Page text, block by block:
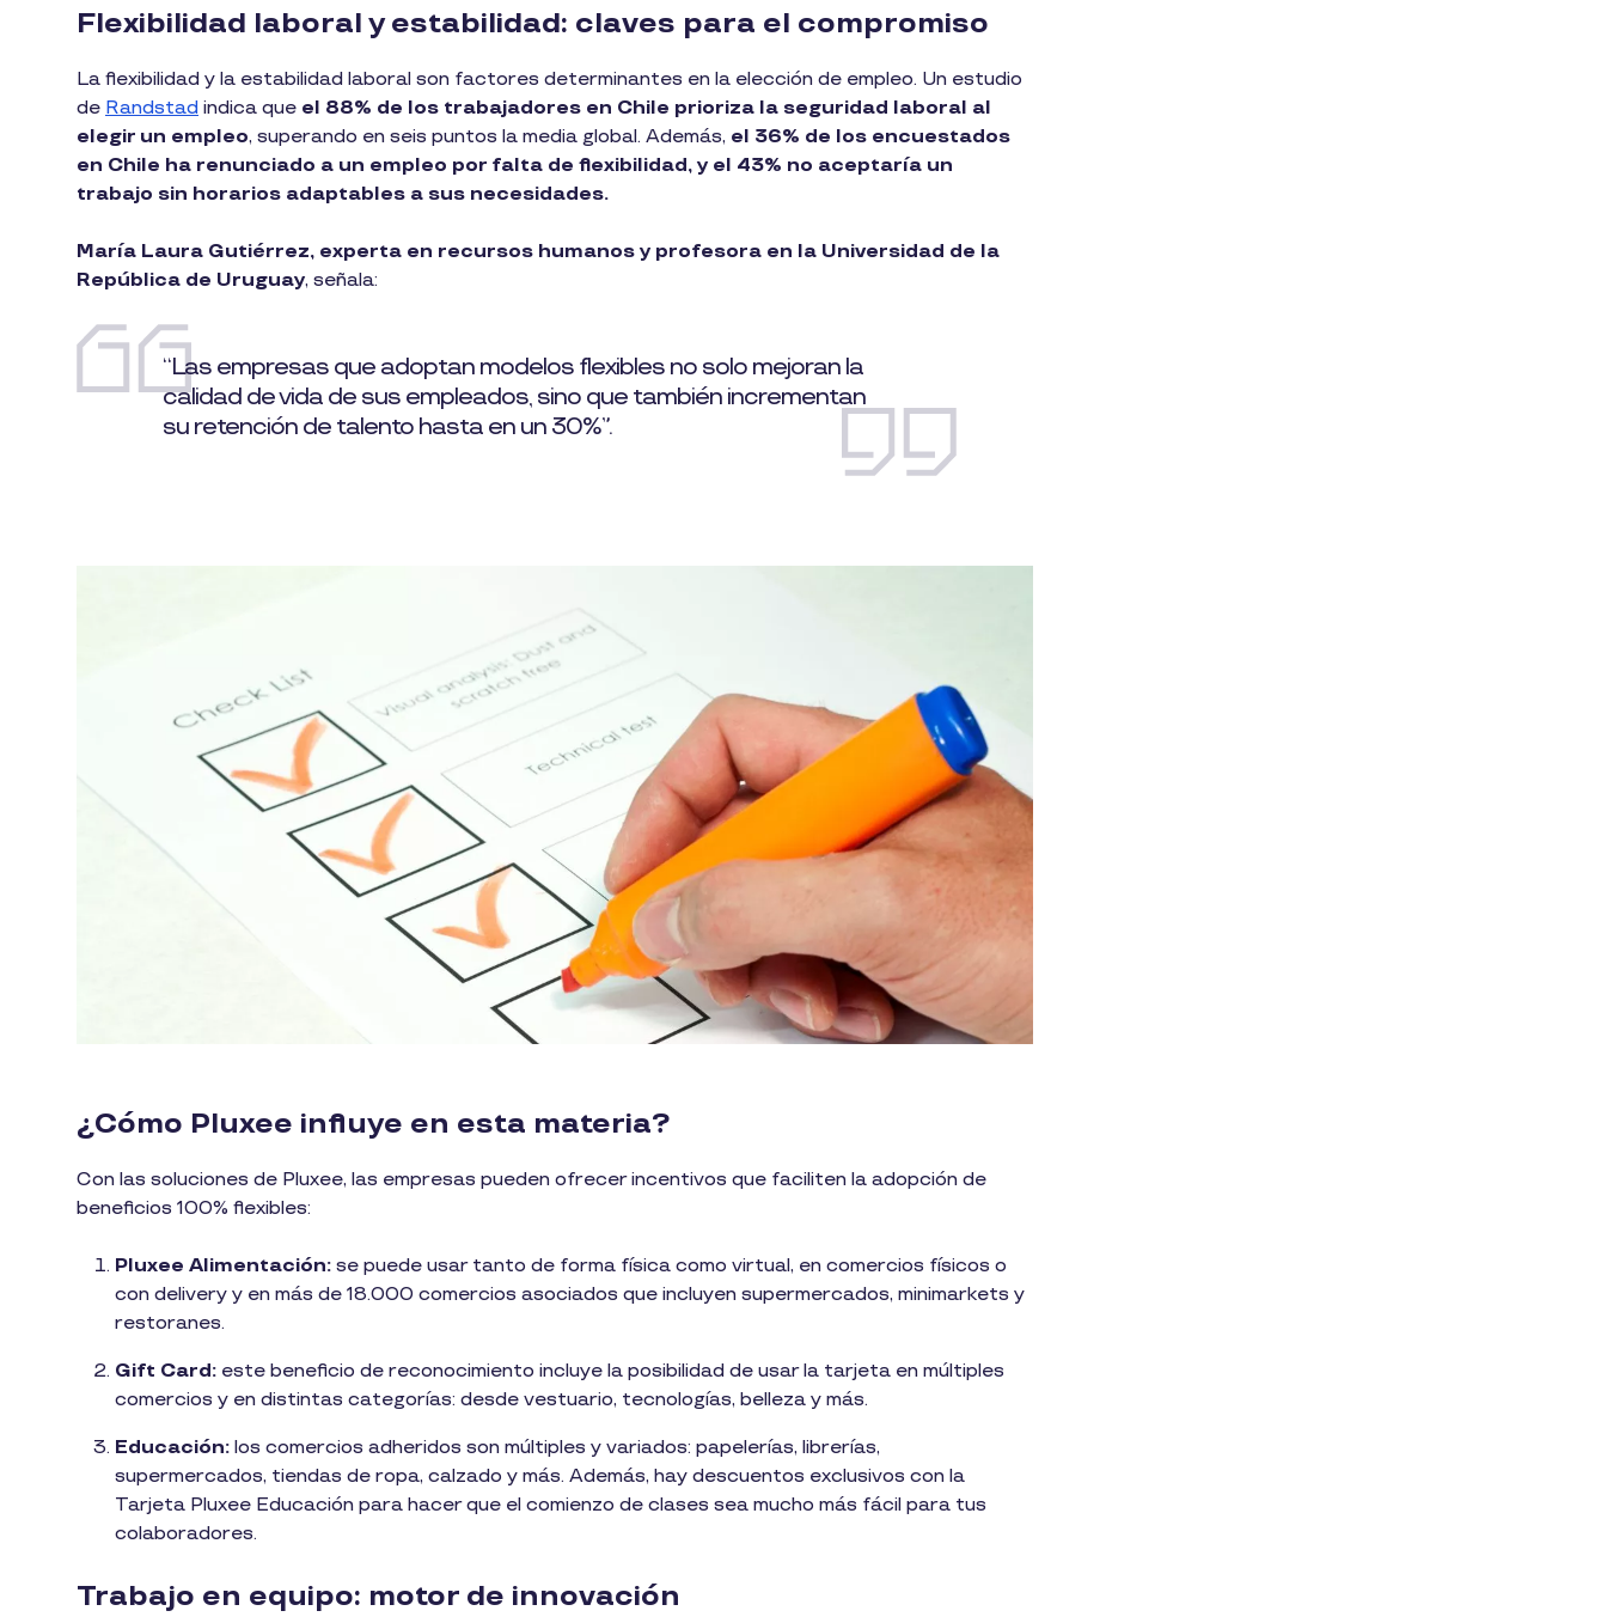
Flexibilidad laboral y estabilidad: claves para el compromiso
La flexibilidad y la estabilidad laboral son factores determinantes en la elección de empleo. Un estudio
de Randstad indica que el 88% de los trabajadores en Chile prioriza la seguridad laboral al
elegir un empleo, superando en seis puntos la media global. Además, el 36% de los encuestados
en Chile ha renunciado a un empleo por falta de flexibilidad, y el 43% no aceptaría un
trabajo sin horarios adaptables a sus necesidades.
María Laura Gutiérrez, experta en recursos humanos y profesora en la Universidad de la
República de Uruguay, señala:
“Las empresas que adoptan modelos flexibles no solo mejoran la
calidad de vida de sus empleados, sino que también incrementan
su retención de talento hasta en un 30%”.
¿Cómo Pluxee influye en esta materia?
Con las soluciones de Pluxee, las empresas pueden ofrecer incentivos que faciliten la adopción de
beneficios 100% flexibles:
Pluxee Alimentación: se puede usar tanto de forma física como virtual, en comercios físicos o
con delivery y en más de 18.000 comercios asociados que incluyen supermercados, minimarkets y
restoranes.
Gift Card: este beneficio de reconocimiento incluye la posibilidad de usar la tarjeta en múltiples
comercios y en distintas categorías: desde vestuario, tecnologías, belleza y más.
Educación: los comercios adheridos son múltiples y variados: papelerías, librerías,
supermercados, tiendas de ropa, calzado y más. Además, hay descuentos exclusivos con la
Tarjeta Pluxee Educación para hacer que el comienzo de clases sea mucho más fácil para tus
colaboradores.
Trabajo en equipo: motor de innovación